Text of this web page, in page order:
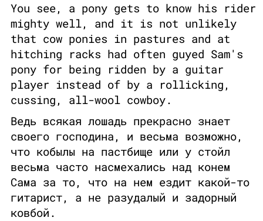
You see, a pony gets to know his rider
mighty well, and it is not unlikely
that cow ponies in pastures and at
hitching racks had often guyed Sam's
pony for being ridden by a guitar
player instead of by a rollicking,
cussing, all-wool cowboy.
Ведь всякая лошадь прекрасно знает
своего господина, и весьма возможно,
что кобылы на пастбище или у стойл
весьма часто насмехались над конем
Сама за то, что на нем ездит какой-то
гитарист, а не разудалый и задорный
ковбой.